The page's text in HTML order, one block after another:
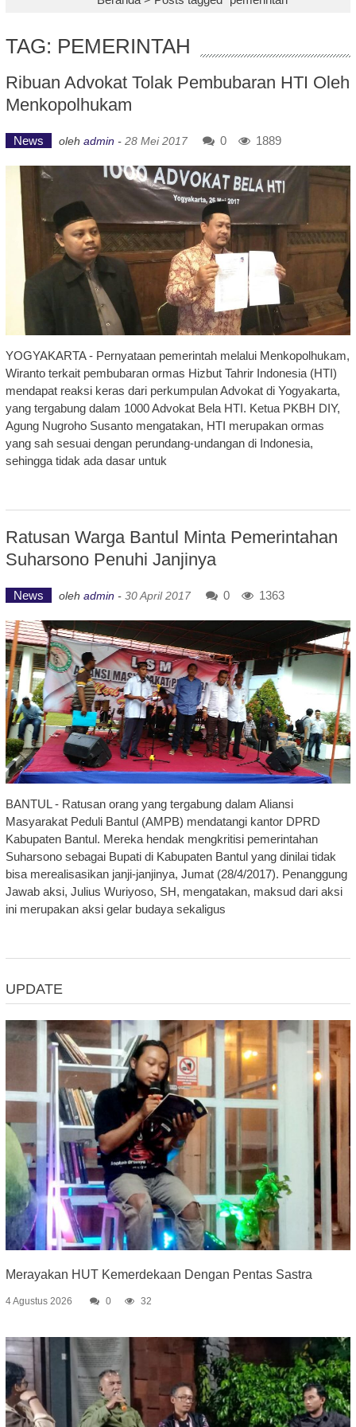
TAG: PEMERINTAH
Ribuan Advokat Tolak Pembubaran HTI Oleh
Menkopolhukam
News oleh admin - 28 Mei 2017 0 1889
YOGYAKARTA - Pernyataan pemerintah melalui Menkopolhukam,
Wiranto terkait pembubaran ormas Hizbut Tahrir Indonesia (HTI)
mendapat reaksi keras dari perkumpulan Advokat di Yogyakarta,
yang tergabung dalam 1000 Advokat Bela HTI. Ketua PKBH DIY,
Agung Nugroho Susanto mengatakan, HTI merupakan ormas
yang sah sesuai dengan perundang-undangan di Indonesia,
sehingga tidak ada dasar untuk
Ratusan Warga Bantul Minta Pemerintahan
Suharsono Penuhi Janjinya
News oleh admin - 30 April 2017 0 1363
BANTUL - Ratusan orang yang tergabung dalam Aliansi
Masyarakat Peduli Bantul (AMPB) mendatangi kantor DPRD
Kabupaten Bantul. Mereka hendak mengkritisi pemerintahan
Suharsono sebagai Bupati di Kabupaten Bantul yang dinilai tidak
bisa merealisasikan janji-janjinya, Jumat (28/4/2017). Penanggung
Jawab aksi, Julius Wuriyoso, SH, mengatakan, maksud dari aksi
ini merupakan aksi gelar budaya sekaligus
UPDATE
Merayakan HUT Kemerdekaan Dengan Pentas Sastra
4 Agustus 2026 0 32